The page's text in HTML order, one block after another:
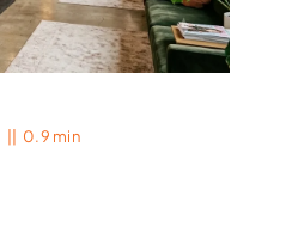
0.9 min